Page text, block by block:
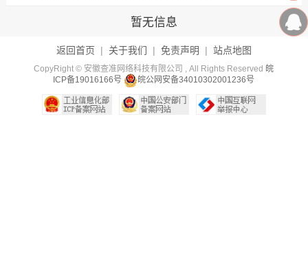
暂无信息
返回首页 | 关于我们 | 免责声明 | 站点地图
CopyRight © 安徽查准网络科技有限公司 , All Rights Reserved 皖
ICP备19016166号
皖公网安备34010302001236号